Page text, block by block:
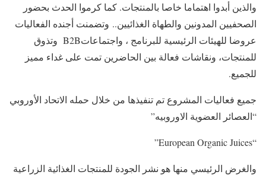
والذين أبدوا اهتماما خاصا بالمنتجات. كما كرموا الحدث بحضور
الصحفيين المدونين والطهاة الغذائيين.. وتضمنت أجنده الفعاليات
عروضا للهيئات الرئيسية للبرنامج ، واجتماعاتB2B وتذوق
للمنتجات، ونقاشات فعالة بين الحاضرين تمت على غداء مميز
للجميع.
جميع فعاليات المشروع تم تنفيذها من خلال حمله الاتحاد الأوروبي
“العصائر العضوية الاوروبيه”
“European Organic Juices”
والغرض الرئيسي منها هو نشر الجودة للمنتجات الغذائية الزراعية